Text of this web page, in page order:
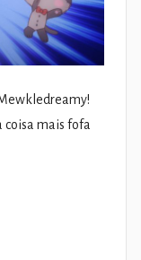
coisa mais fofa